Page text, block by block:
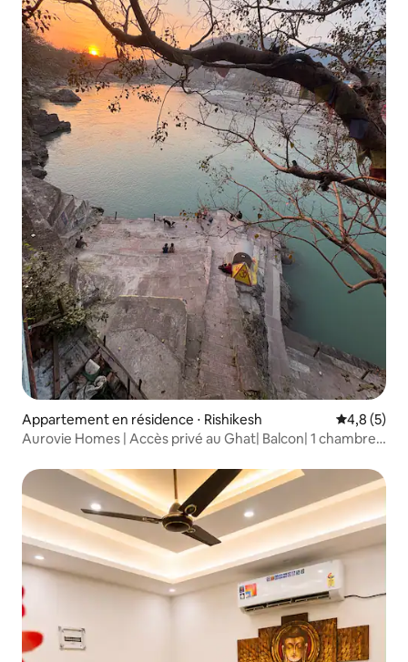
Appartement en résidence ⋅ Rishikesh Évaluation
4,8 (5)
Aurovie Homes | Accès privé au Ghat| Balcon| 1 chambre,